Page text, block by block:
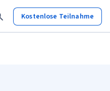
Kostenlose Teilnahme